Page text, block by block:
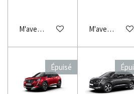
M'avertir si disponible M'avertir si
Épuisé